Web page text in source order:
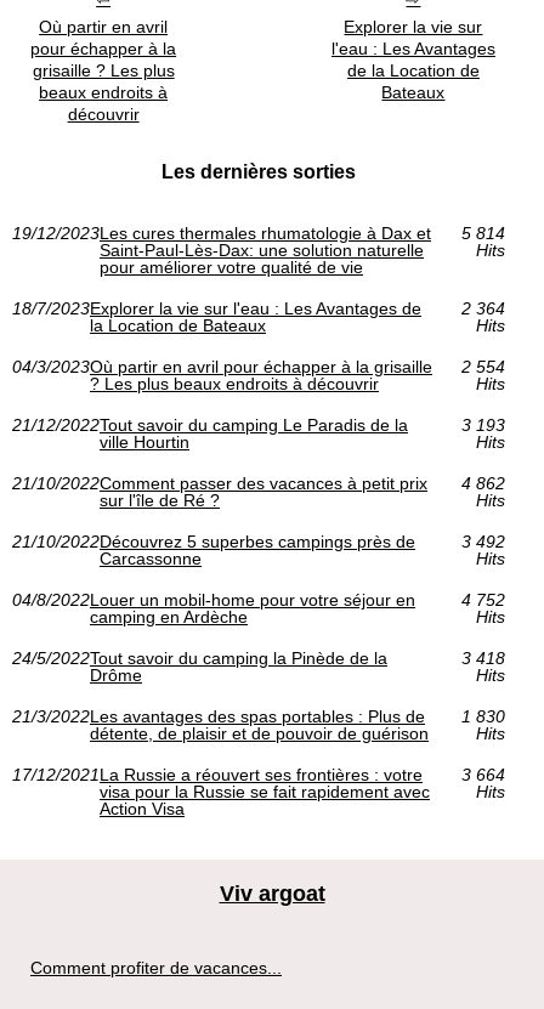
Où partir en avril
pour échapper à la
grisaille ? Les plus
beaux endroits à
découvrir
Explorer la vie sur
l'eau : Les Avantages
de la Location de
Bateaux
Les dernières sorties
19/12/2023Les cures thermales rhumatologie à Dax et
Saint-Paul-Lès-Dax: une solution naturelle
pour améliorer votre qualité de vie
5 814
Hits
18/7/2023Explorer la vie sur l'eau : Les Avantages de
la Location de Bateaux
2 364
Hits
04/3/2023Où partir en avril pour échapper à la grisaille
? Les plus beaux endroits à découvrir
2 554
Hits
21/12/2022Tout savoir du camping Le Paradis de la
ville Hourtin
3 193
Hits
21/10/2022Comment passer des vacances à petit prix
sur l'île de Ré ?
4 862
Hits
21/10/2022Découvrez 5 superbes campings près de
Carcassonne
3 492
Hits
04/8/2022Louer un mobil-home pour votre séjour en
camping en Ardèche
4 752
Hits
24/5/2022Tout savoir du camping la Pinède de la
Drôme
3 418
Hits
21/3/2022Les avantages des spas portables : Plus de
détente, de plaisir et de pouvoir de guérison
1 830
Hits
17/12/2021La Russie a réouvert ses frontières : votre
visa pour la Russie se fait rapidement avec
Action Visa
3 664
Hits
Viv argoat
Comment profiter de vacances...